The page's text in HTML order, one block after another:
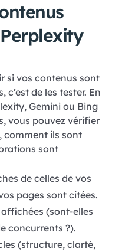
si vos contenus sont
de les tester. En
Gemini ou Bing
vous pouvez vérifier
comment ils sont
sont
de celles de vos
pages sont citées.
(sont-elles
concurrents ?).
(structure, clarté,